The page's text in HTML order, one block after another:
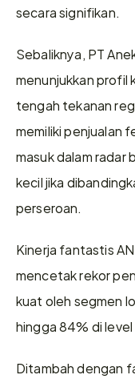
secara signifikan.
Sebaliknya, PT
menunjukkan profil
tengah tekanan
memiliki penjualan
masuk dalam
kecil jika
perseroan.
Kinerja fantastis
mencetak rekor
kuat oleh segmen
hingga 84% di
Ditambah dengan